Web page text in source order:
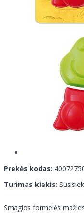
Prekės kodas:
Turimas kiekis:
Smagios formelės